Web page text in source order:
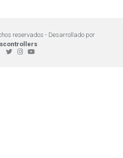
reservados - Desarrollado por